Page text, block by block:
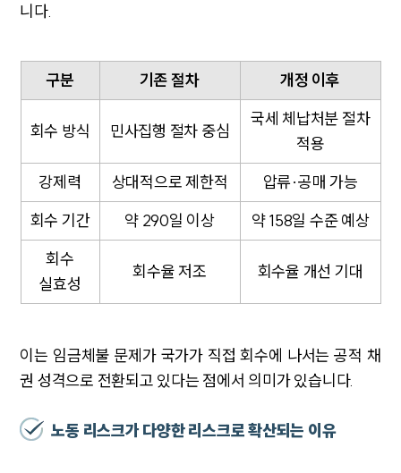
니다.
구분 기존 절차 개정 이후
회수 방식 민사집행 절차 중심
국세 체납처분 절차
적용
강제력
상대적으로 제한적
압류·공매 가능
회수 기간
약 290일 이상
약 158일 수준 예상
회수
실효성
회수율 저조 회수율 개선 기대
이는 임금체불 문제가 국가가 직접 회수에 나서는 공적 채
권 성격으로 전환되고 있다는 점에서 의미가 있습니다.
노동 리스크가 다양한 리스크로 확산되는 이유